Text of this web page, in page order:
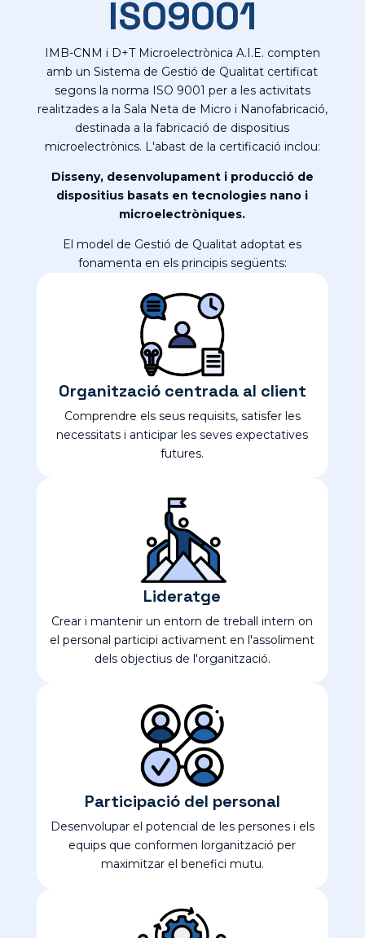
ISO9001
IMB-CNM i D+T Microelectrònica A.I.E. compten
amb un Sistema de Gestió de Qualitat certificat
segons la norma ISO 9001 per a les activitats
realitzades a la Sala Neta de Micro i Nanofabricació,
destinada a la fabricació de dispositius
microelectrònics. L'abast de la certificació inclou:
Disseny, desenvolupament i producció de
dispositius basats en tecnologies nano i
microelectròniques.
El model de Gestió de Qualitat adoptat es
fonamenta en els principis següents:
Organització centrada al client
Comprendre els seus requisits, satisfer les
necessitats i anticipar les seves expectatives
futures.
Lideratge
Crear i mantenir un entorn de treball intern on
el personal participi activament en l'assoliment
dels objectius de l'organització.
Participació del personal
Desenvolupar el potencial de les persones i els
equips que conformen lorganització per
maximitzar el benefici mutu.